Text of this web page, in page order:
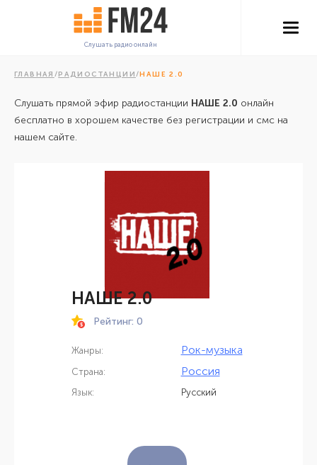
Слушать радио онлайн
ГЛАВНАЯ /РАДИОСТАНЦИИ/НАШЕ 2.0
Слушать прямой эфир радиостанции НАШЕ 2.0 онлайн
бесплатно в хорошем качестве без регистрации и смс на
нашем сайте.
НАШЕ 2.0
Рейтинг: 0
Жанры: Рок-музыка
Страна: Россия
Язык: Русский